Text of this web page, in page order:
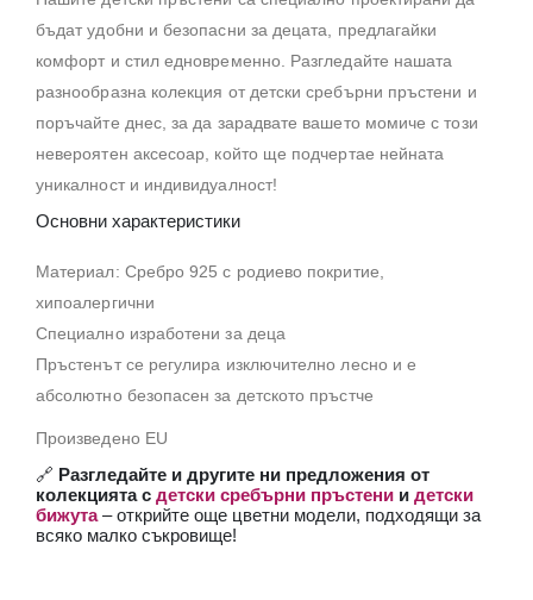
бъдат удобни и безопасни за децата, предлагайки
комфорт и стил едновременно. Разгледайте нашата
разнообразна колекция от детски сребърни пръстени и
поръчайте днес, за да зарадвате вашето момиче с този
невероятен аксесоар, който ще подчертае нейната
уникалност и индивидуалност!
Основни характеристики
Материал: Сребро 925 с родиево покритие,
хипоалергични
Специално изработени за деца
Пръстенът се регулира изключително лесно и е
абсолютно безопасен за детското пръстче
Произведено EU
🔗 Разгледайте и другите ни предложения от
колекцията с детски сребърни пръстени и детски
бижута– открийте още цветни модели, подходящи за
всяко малко съкровище!